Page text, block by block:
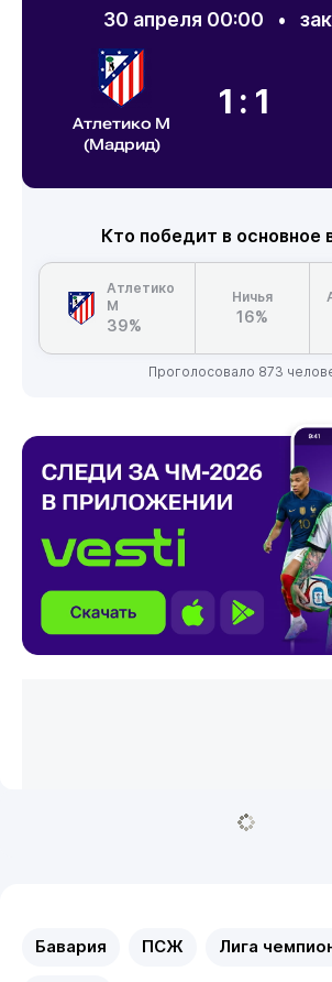
30 апреля 00:00 •
Атлетико М
(Мадрид)
1:1
Кто победит в основное
Атлетико
М
39%
Ничья
16%
Проголосовало 873
Бавария ПСЖ Лига